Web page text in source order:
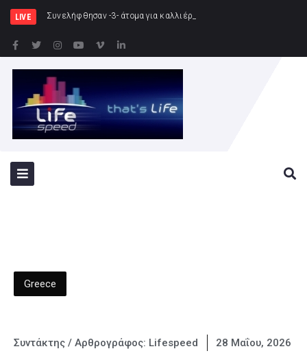
LIVE
Greece
Συντάκτης / Αρθρογράφος: Lifespeed 28 Μαΐου, 2026